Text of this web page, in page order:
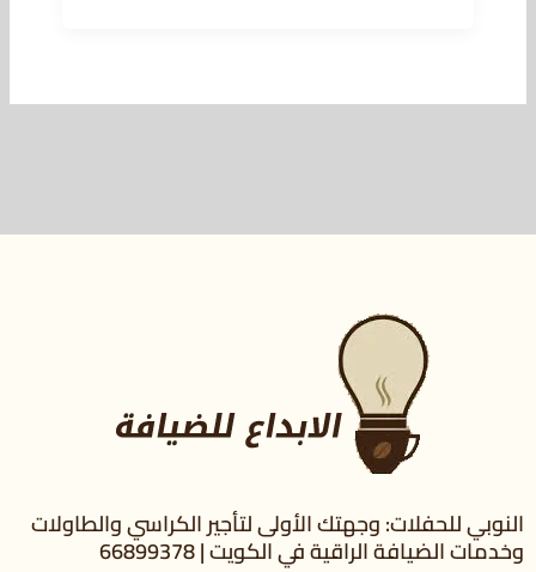
النوبي للحفلات: وجهتك الأولى لتأجير الكراسي والطاولات
وخدمات الضيافة الراقية في الكويت | 66899378